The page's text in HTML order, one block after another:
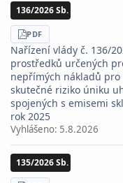
136/2026 Sb.
STÁHNOUT
PDF
Nařízení vlády č. 136/
prostředků určených
nepřímých nákladů
skutečné riziko úniku
spojených s emisemi
rok 2025
Vyhlášeno: 5.8.2026
135/2026 Sb.